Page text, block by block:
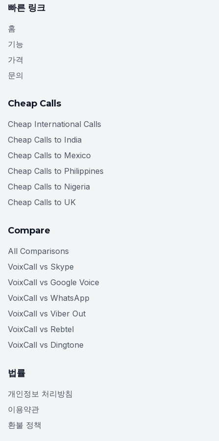
빠른 링크
홈
기능
가격
문의
Cheap Calls
Cheap International Calls
Cheap Calls to India
Cheap Calls to Mexico
Cheap Calls to Philippines
Cheap Calls to Nigeria
Cheap Calls to UK
Compare
All Comparisons
VoixCall vs Skype
VoixCall vs Google Voice
VoixCall vs WhatsApp
VoixCall vs Viber Out
VoixCall vs Rebtel
VoixCall vs Dingtone
법률
개인정보 처리방침
이용약관
환불 정책